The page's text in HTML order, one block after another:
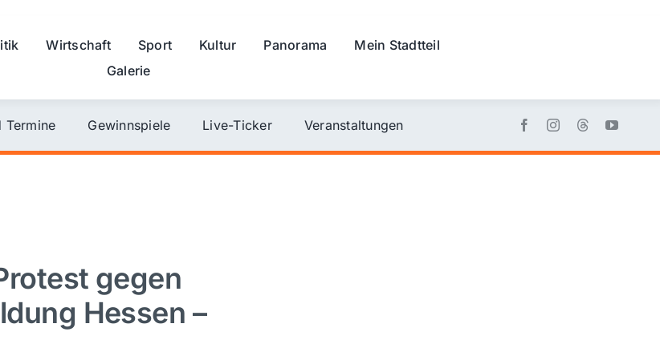
Wirtschaft Sport Kultur Panorama
Mein Stadtteil
Galerie
Termine Gewinnspiele Live-Ticker Veranstaltungen
gegen
Hessen –